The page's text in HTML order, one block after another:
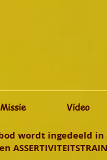
Missie Video
wordt ingedeeld